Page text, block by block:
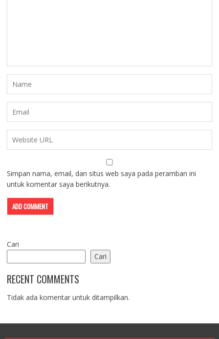
Simpan nama, email, dan situs web saya pada peramban ini
untuk komentar saya berikutnya.
Cari
Cari
RECENT COMMENTS
Tidak ada komentar untuk ditampilkan.